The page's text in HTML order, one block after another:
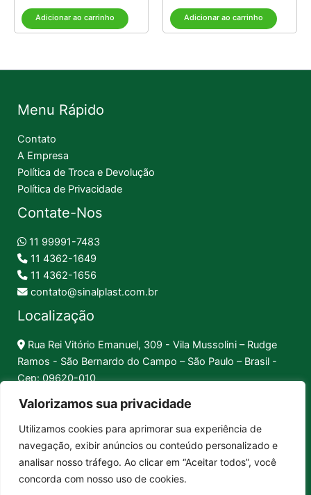
Valorizamos sua privacidade
Utilizamos cookies para aprimorar sua experiência de
navegação, exibir anúncios ou conteúdo personalizado e
analisar nosso tráfego. Ao clicar em “Aceitar todos”, você
concorda com nosso uso de cookies.
Adicionar ao carrinho Adicionar ao carrinho
Menu Rápido
Contato
A Empresa
Política de Troca e Devolução
Política de Privacidade
Contate-Nos
11 99991-7483
11 4362-1649
11 4362-1656
contato@sinalplast.com.br
Localização
Rua Rei Vitório Emanuel, 309 - Vila Mussolini – Rudge
Ramos - São Bernardo do Campo – São Paulo – Brasil -
Cep: 09620-010
Pix │ Boleto │ Cartão